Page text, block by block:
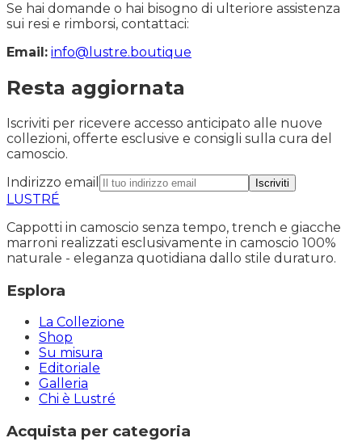
Se hai domande o hai bisogno di ulteriore assistenza
sui resi e rimborsi, contattaci:
Email: info@lustre.boutique
Resta aggiornata
Iscriviti per ricevere accesso anticipato alle nuove
collezioni, offerte esclusive e consigli sulla cura del
camoscio.
Indirizzo email
Iscriviti
LUSTRÉ
Cappotti in camoscio senza tempo, trench e giacche
marroni realizzati esclusivamente in camoscio 100%
naturale - eleganza quotidiana dallo stile duraturo.
Esplora
La Collezione
Shop
Su misura
Editoriale
Galleria
Chi è Lustré
Acquista per categoria